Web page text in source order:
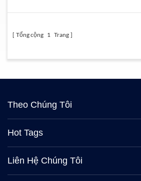
Tổng cộng 1 Trang
Theo Chúng Tôi
Hot Tags
Liên Hệ Chúng Tôi